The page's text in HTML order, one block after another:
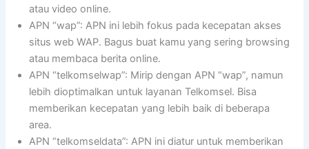
atau video online.
APN “wap”: APN ini lebih fokus pada kecepatan akses
situs web WAP. Bagus buat kamu yang sering browsing
atau membaca berita online.
APN “telkomselwap”: Mirip dengan APN “wap”, namun
lebih dioptimalkan untuk layanan Telkomsel. Bisa
memberikan kecepatan yang lebih baik di beberapa
area.
APN “telkomseldata”: APN ini diatur untuk memberikan